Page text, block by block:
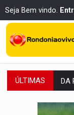
Seja Bem vindo.
ÚLTIMAS DA